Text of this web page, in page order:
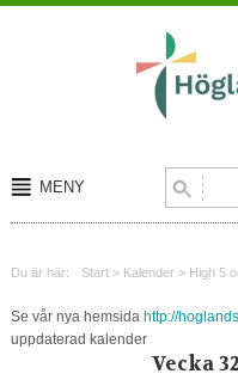
MENY
Kalender
Du är här: Start> Kalender> High 5
Se vår nya hemsida http://
uppdaterad kalender
Vecka